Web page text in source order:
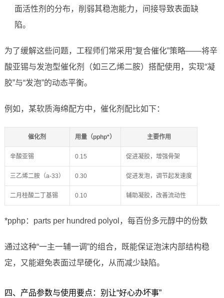
面活性剂的分布，削弱其稳泡能力，间接导致表面缺
陷。
为了缓解这些问题，工程师们常采用“复合催化”策略——将辛
酸亚锡与发泡型催化剂（如三乙烯二胺）搭配使用，实现“凝
胶”与“发泡”的动态平衡。
例如，某软质海绵配方中，催化剂配比如下：
催化剂 用量（pphp*） 主要作用
辛酸亚锡 0.15 促进凝胶，增强骨架
三乙烯二胺（a-33） 0.30 促进发泡，调节起发速度
二月桂酸二丁基锡 0.10 辅助凝胶，改善流动性
*pphp：parts per hundred polyol，每百份多元醇中的份数
通过这种“一主一辅一调”的组合，既能保证泡沫内部结构稳
定，又能避免表面过早硬化，从而减少缺陷。
四、产品参数与使用要点：别让“好心办坏事”